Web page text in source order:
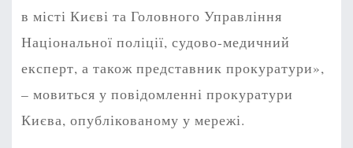
в місті Києві та Головного Управління
Національної поліції, судово-медичний
експерт, а також представник прокуратури»,
– мовиться у повідомленні прокуратури
Києва, опублікованому у мережі.